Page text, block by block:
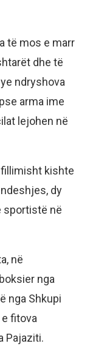
të mos e marr
dhe të
ndryshova
arma ime
lejohen në
kishte
dy
sportistë në
në
nga
nga Shkupi
fitova
Pajaziti.